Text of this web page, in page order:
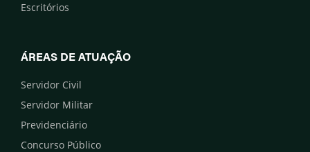
Escritórios
ÁREAS DE ATUAÇÃO
Servidor Civil
Servidor Militar
Previdenciário
Concurso Público